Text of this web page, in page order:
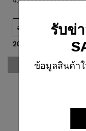
รับข่
ข้อมูลสินค้า
20,000 บาท
แจ้งเตือน
20 นิ้ว